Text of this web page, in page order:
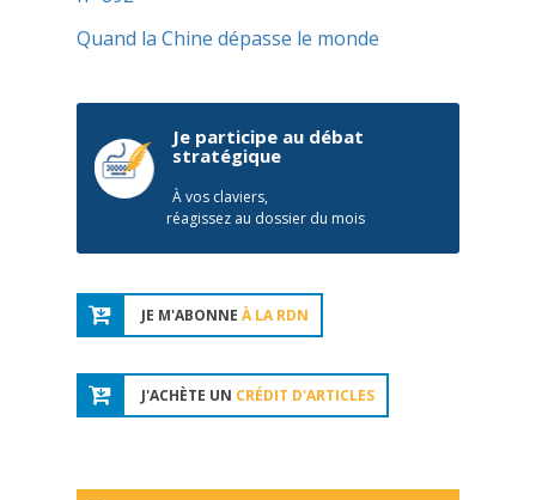
Quand la Chine dépasse le monde
Je participe au débat
stratégique
À vos claviers,
réagissez au dossier du mois
JE M'ABONNE À LA RDN
J'ACHÈTE UN CRÉDIT D'ARTICLES